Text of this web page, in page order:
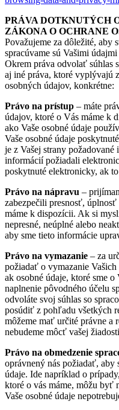
PRÁVA DOTKNUTÝCH
ZÁKONA O OCHRANE
Považujeme za dôležité, aby
spracúvame sú Vašimi
Okrem práva odvolať súhlas
aj iné práva, ktoré vyplývajú
osobných údajov, konkrétne:
Právo na prístup – máte
údajov, ktoré o Vás máme k
ako Vaše osobné údaje
Vaše osobné údaje
je z Vašej strany
informácií požiadali
poskytnuté elektronicky, ak
Právo na nápravu –
zabezpečili presnosť,
máme k dispozícii. Ak si
nepresné, neúplné alebo
aby sme tieto informácie
Právo na vymazanie – za
požiadať o vymazanie
ak osobné údaje, ktoré sme
naplnenie pôvodného účelu
odvoláte svoj súhlas so
posúdiť z pohľadu všetkých
môžeme mať určité právne a
nebudeme môcť vašej
Právo na obmedzenie
oprávnený nás požiadať, aby
údaje. Ide napríklad o
ktoré o vás máme, môžu byť
Vaše osobné údaje